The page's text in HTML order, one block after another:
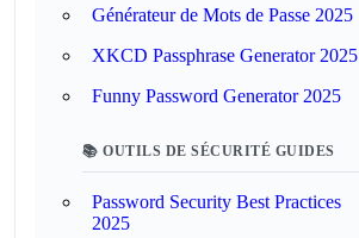
Générateur de Mots de Passe 2025
XKCD Passphrase Generator 2025
Funny Password Generator 2025
📚 OUTILS DE SÉCURITÉ GUIDES
Password Security Best Practices
2025